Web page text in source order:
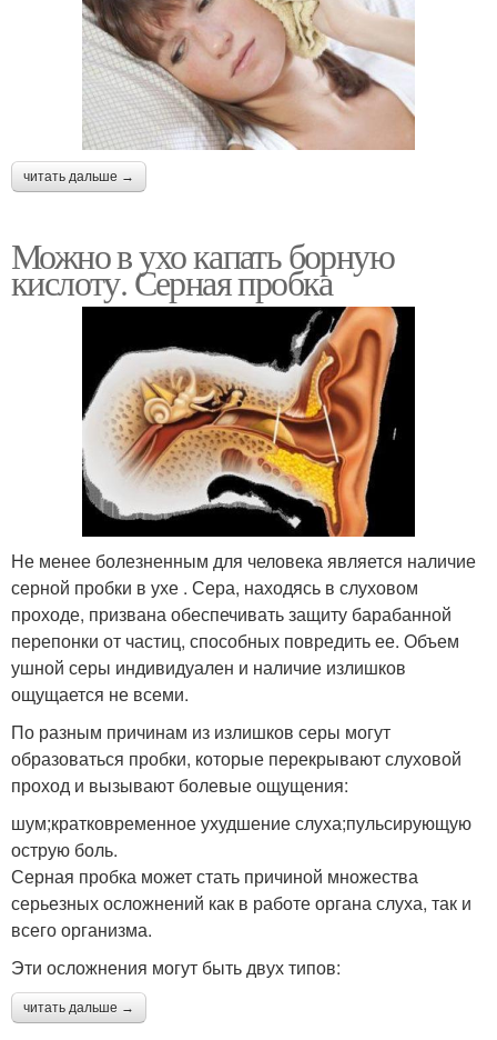
читать дальше →
Можно в ухо капать борную
кислоту. Серная пробка
Не менее болезненным для человека является наличие
серной пробки в ухе . Сера, находясь в слуховом
проходе, призвана обеспечивать защиту барабанной
перепонки от частиц, способных повредить ее. Объем
ушной серы индивидуален и наличие излишков
ощущается не всеми.
По разным причинам из излишков серы могут
образоваться пробки, которые перекрывают слуховой
проход и вызывают болевые ощущения:
шум;кратковременное ухудшение слуха;пульсирующую
острую боль.
Серная пробка может стать причиной множества
серьезных осложнений как в работе органа слуха, так и
всего организма.
Эти осложнения могут быть двух типов:
читать дальше →